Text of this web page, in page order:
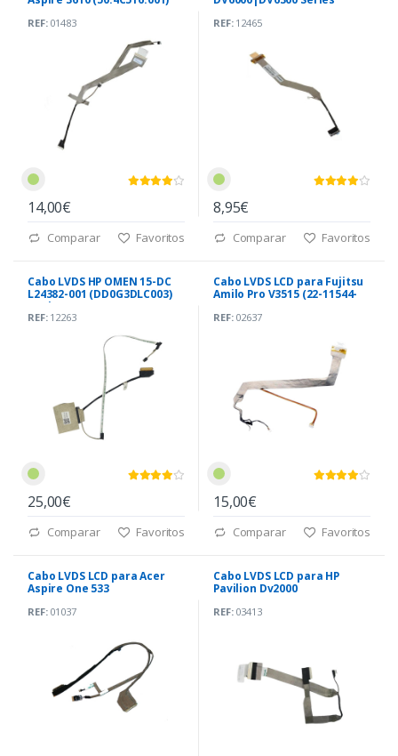
REF:01483
14,00€
Comparar Favoritos
REF:12465
8,95€
Comparar Favoritos
Cabo LVDS HP OMEN 15-DC
L24382-001 (DD0G3DLC003)
30 Pin
REF:12263
25,00€
Comparar Favoritos
Cabo LVDS LCD para Fujitsu
Amilo Pro V3515 (22-11544-
REF:02637
15,00€
Comparar Favoritos
Cabo LVDS LCD para Acer
Aspire One 533
REF:01037
Cabo LVDS LCD para HP
Pavilion Dv2000
REF:03413